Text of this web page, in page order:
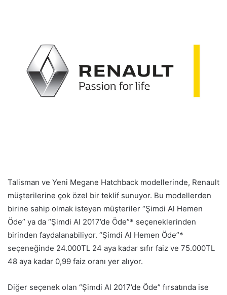
Talisman ve Yeni Megane Hatchback modellerinde, Renault
müşterilerine çok özel bir teklif sunuyor. Bu modellerden
birine sahip olmak isteyen müşteriler “Şimdi Al Hemen
Öde” ya da “Şimdi Al 2017’de Öde”* seçeneklerinden
birinden faydalanabiliyor. “Şimdi Al Hemen Öde”*
seçeneğinde 24.000TL 24 aya kadar sıfır faiz ve 75.000TL
48 aya kadar 0,99 faiz oranı yer alıyor.
Diğer seçenek olan “Şimdi Al 2017’de Öde” fırsatında ise